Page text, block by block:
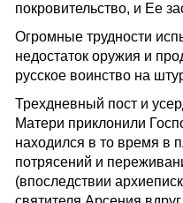
покровительство, и Ее
Огромные трудности
недостаток оружия и
русское воинство на
Трехдневный пост и
Матери приклонили
находился в то время в
потрясений и
(впоследствии